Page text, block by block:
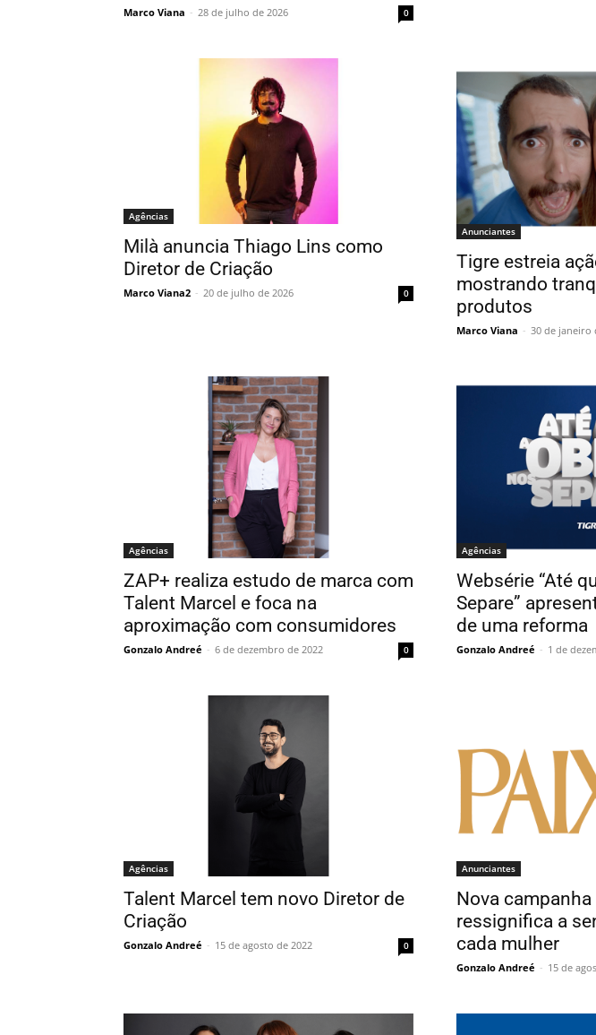
Marco Viana - 28 de julho de 2026 0
Agências
Milà anuncia Thiago Lins como
Diretor de Criação
Marco Viana2 - 20 de julho de 2026 0
Anunciantes
Tigre estreia
mostrando
produtos
Marco Viana - 30 de janeiro
Agências
ZAP+ realiza estudo de marca com
Talent Marcel e foca na
aproximação com consumidores
Gonzalo Andreé - 6 de dezembro de 2022 0
Agências
Websérie “Até
Separe”
de uma reforma
Gonzalo Andreé - 1 de
Agências
Talent Marcel tem novo Diretor de
Criação
Gonzalo Andreé - 15 de agosto de 2022 0
Anunciantes
Nova campanha
ressignifica a
cada mulher
Gonzalo Andreé - 15 de